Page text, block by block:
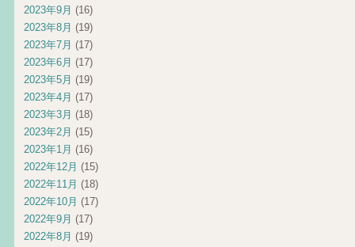
2023年9月 (16)
2023年8月 (19)
2023年7月 (17)
2023年6月 (17)
2023年5月 (19)
2023年4月 (17)
2023年3月 (18)
2023年2月 (15)
2023年1月 (16)
2022年12月 (15)
2022年11月 (18)
2022年10月 (17)
2022年9月 (17)
2022年8月 (19)